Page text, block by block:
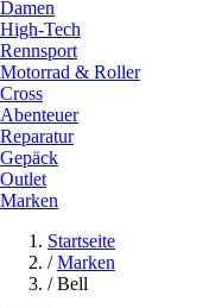
Damen
High-Tech
Rennsport
Motorrad & Roller
Cross
Abenteuer
Reparatur
Gepäck
Outlet
Marken
Startseite
/ Marken
/ Bell